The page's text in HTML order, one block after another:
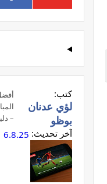
–
كتب:
لؤي عدنان
بوظو
آخر تحديث: 6.8.25